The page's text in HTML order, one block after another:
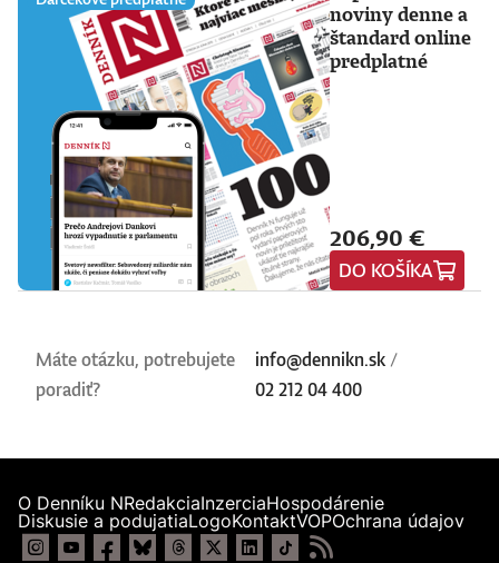
noviny denne a
štandard online
predplatné
206,90 €
DO KOŠÍKA
Máte otázku, potrebujete
poradiť?
info@dennikn.sk /
02 212 04 400
O Denníku NRedakciaInzerciaHospodárenie
Diskusie a podujatiaLogoKontaktVOPOchrana údajov